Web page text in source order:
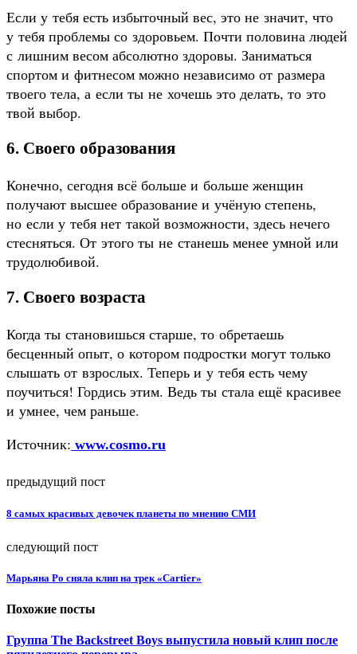
Если у тебя есть избыточный вес, это не значит, что
у тебя проблемы со здоровьем. Почти половина людей
с лишним весом абсолютно здоровы. Заниматься
спортом и фитнесом можно независимо от размера
твоего тела, а если ты не хочешь это делать, то это
твой выбор.
6. Своего образования
Конечно, сегодня всё больше и больше женщин
получают высшее образование и учёную степень,
но если у тебя нет такой возможности, здесь нечего
стесняться. От этого ты не станешь менее умной или
трудолюбивой.
7. Своего возраста
Когда ты становишься старше, то обретаешь
бесценный опыт, о котором подростки могут только
слышать от взрослых. Теперь и у тебя есть чему
поучиться! Гордись этим. Ведь ты стала ещё красивее
и умнее, чем раньше.
Источник: www.cosmo.ru
предыдущий пост
8 самых красивых девочек планеты по мнению СМИ
следующий пост
Марьяна Ро сняла клип на трек «Cartier»
Похожие посты
Группа The Backstreet Boys выпустила новый клип после